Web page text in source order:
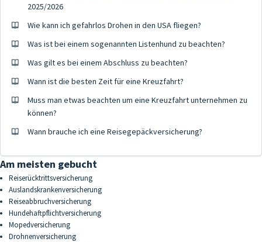
2025/2026
Wie kann ich gefahrlos Drohen in den USA fliegen?
Was ist bei einem sogenannten Listenhund zu beachten?
Was gilt es bei einem Abschluss zu beachten?
Wann ist die besten Zeit für eine Kreuzfahrt?
Muss man etwas beachten um eine Kreuzfahrt unternehmen zu
können?
Wann brauche ich eine Reisegepäckversicherung?
Am meisten gebucht
Reiserücktrittsversicherung
Auslandskrankenversicherung
Reiseabbruchversicherung
Hundehaftpflichtversicherung
Mopedversicherung
Drohnenversicherung